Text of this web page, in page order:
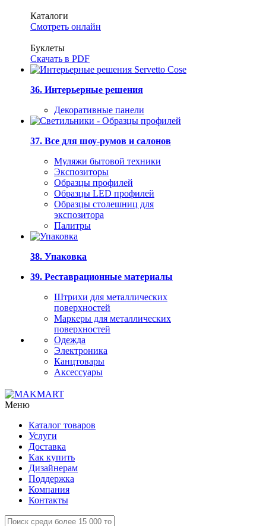
Каталоги
Смотреть онлайн
Буклеты
Скачать в PDF
36. Интерьерные решения
Декоративные панели
37. Все для шоу-румов и салонов
Муляжи бытовой техники
Экспозиторы
Образцы профилей
Образцы LED профилей
Образцы столешниц для
экспозитора
Палитры
38. Упаковка
39. Реставрационные материалы
Штрихи для металлических
поверхностей
Маркеры для металлических
поверхностей
Одежда
Электроника
Канцтовары
Аксессуары
Меню
Каталог товаров
Услуги
Доставка
Как купить
Дизайнерам
Поддержка
Компания
Контакты